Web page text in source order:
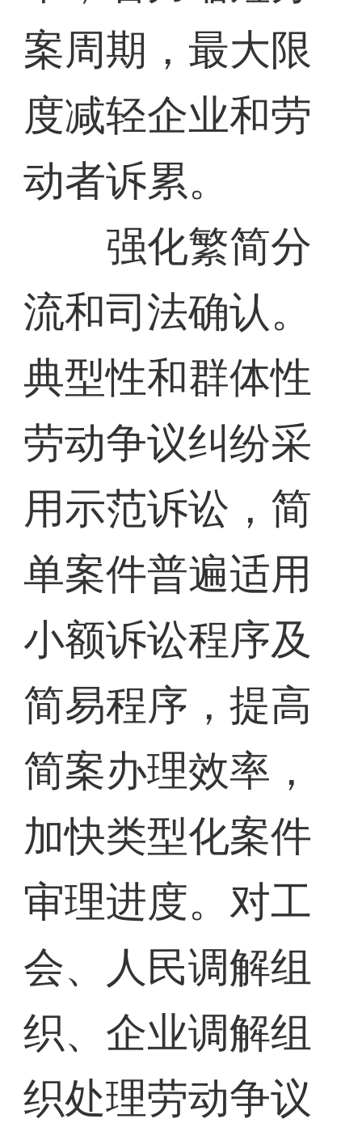
案周期，最大限
度减轻企业和劳
动者诉累。
强化繁简分
流和司法确认。
典型性和群体性
劳动争议纠纷采
用示范诉讼，简
单案件普遍适用
小额诉讼程序及
简易程序，提高
简案办理效率，
加快类型化案件
审理进度。对工
会、人民调解组
织、企业调解组
织处理劳动争议